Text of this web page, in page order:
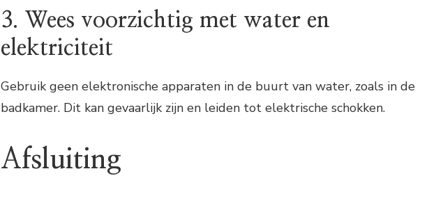
3. Wees voorzichtig met water en
elektriciteit
Gebruik geen elektronische apparaten in de buurt van water, zoals in de
badkamer. Dit kan gevaarlijk zijn en leiden tot elektrische schokken.
Afsluiting